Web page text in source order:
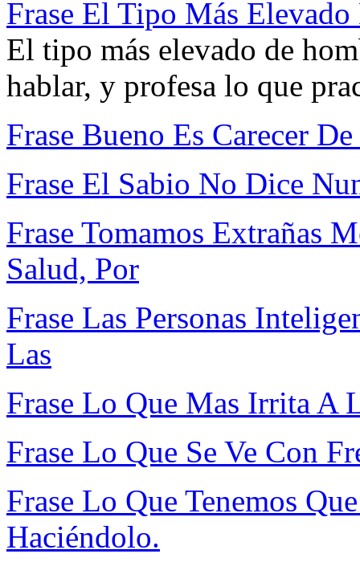
Frase El Tipo Más
El tipo más elevado de
hablar, y profesa lo que
Frase Bueno Es Carecer
Frase El Sabio No Dice
Frase Tomamos Extrañas
Salud, Por
Frase Las Personas
Las
Frase Lo Que Mas Irrita A
Frase Lo Que Se Ve Con
Frase Lo Que Tenemos
Haciéndolo.